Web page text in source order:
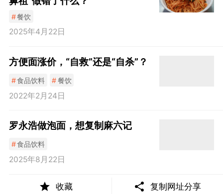
#餐饮
2025年4月22日
方便面涨价，“自救”还是“自杀”？
#食品饮料 #餐饮
2022年2月24日
罗永浩做泡面，想复制麻六记
#食品饮料
2025年8月22日
收藏 复制网址分享